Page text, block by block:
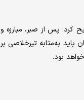
کرد: پس از صبر، مبارزه و
به‌مثابه تیرخلاصی بر
بود.